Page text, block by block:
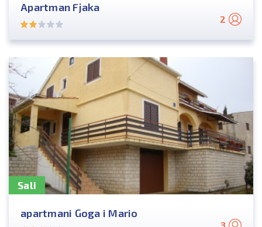
Apartman Fjaka
2
Sali
apartmani Goga i Mario